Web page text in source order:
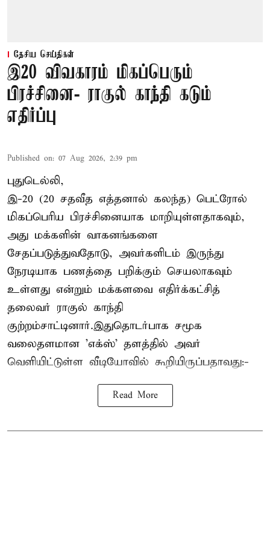
தேசிய செய்திகள்
இ20 விவகாரம் மிகப்பெரும்
பிரச்சினை- ராகுல் காந்தி கடும்
எதிர்ப்பு
Published on: 07 Aug 2026, 2:39 pm
புதுடெல்லி,
இ-20 (20 சதவீத எத்தனால் கலந்த) பெட்ரோல்
மிகப்பெரிய பிரச்சினையாக மாறியுள்ளதாகவும்,
அது மக்களின் வாகனங்களை
சேதப்படுத்துவதோடு, அவர்களிடம் இருந்து
நேரடியாக பணத்தை பறிக்கும் செயலாகவும்
உள்ளது என்றும் மக்களவை எதிர்க்கட்சித்
தலைவர் ராகுல் காந்தி
குற்றம்சாட்டினார்.இதுதொடர்பாக சமூக
வலைதளமான 'எக்ஸ்' தளத்தில் அவர்
வெளியிட்டுள்ள வீடியோவில் கூறியிருப்பதாவது:-
Read More